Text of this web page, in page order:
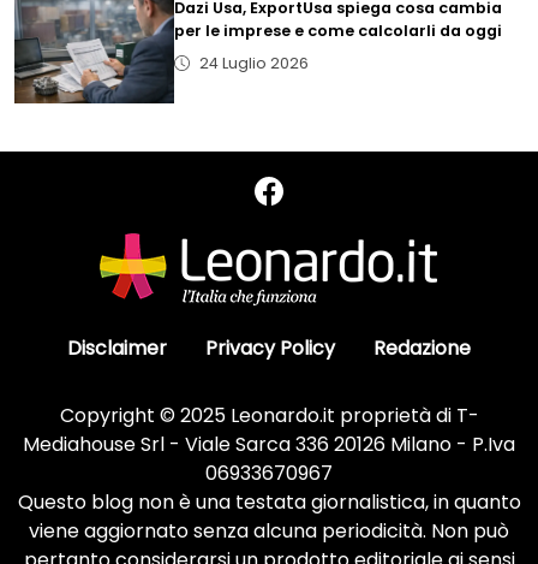
Dazi Usa, ExportUsa spiega cosa cambia
per le imprese e come calcolarli da oggi
24 Luglio 2026
Disclaimer Privacy Policy Redazione
Copyright © 2025 Leonardo.it proprietà di T-
Mediahouse Srl - Viale Sarca 336 20126 Milano - P.Iva
06933670967
Questo blog non è una testata giornalistica, in quanto
viene aggiornato senza alcuna periodicità. Non può